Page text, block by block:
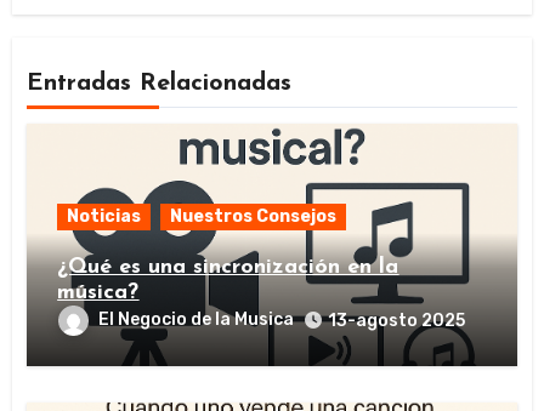
Entradas Relacionadas
Noticias Nuestros Consejos
¿Qué es una sincronización en la
música?
El Negocio de la Musica 13-agosto 2025